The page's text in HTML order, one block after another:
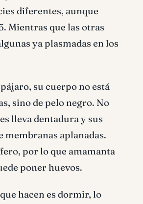
diferentes, aunque
Mientras que las otras
ya plasmadas en los
su cuerpo no está
sino de pelo negro. No
lleva dentadura y sus
membranas aplanadas.
por lo que amamanta
poner huevos.
hacen es dormir, lo